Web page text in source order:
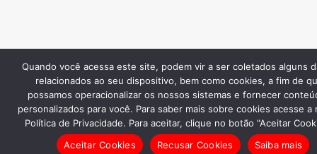
Quando você acessa este site, podem vir a ser coletados alguns
relacionados ao seu dispositivo, bem como cookies, a fim de
possamos operacionalizar os nossos sistemas e fornecer
personalizados para você. Para saber mais sobre cookies acesse a
Política de Privacidade. Para aceitar, clique no botão "Aceitar
Aceitar Cookies
Recusar Cookies Saiba mais